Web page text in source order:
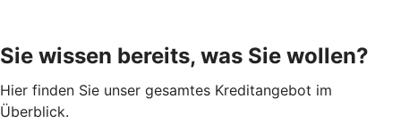
Sie wissen bereits, was Sie wollen?
Hier finden Sie unser gesamtes Kreditangebot im
Überblick.